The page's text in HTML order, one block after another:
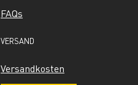
FAQs
VERSAND
Versandkosten